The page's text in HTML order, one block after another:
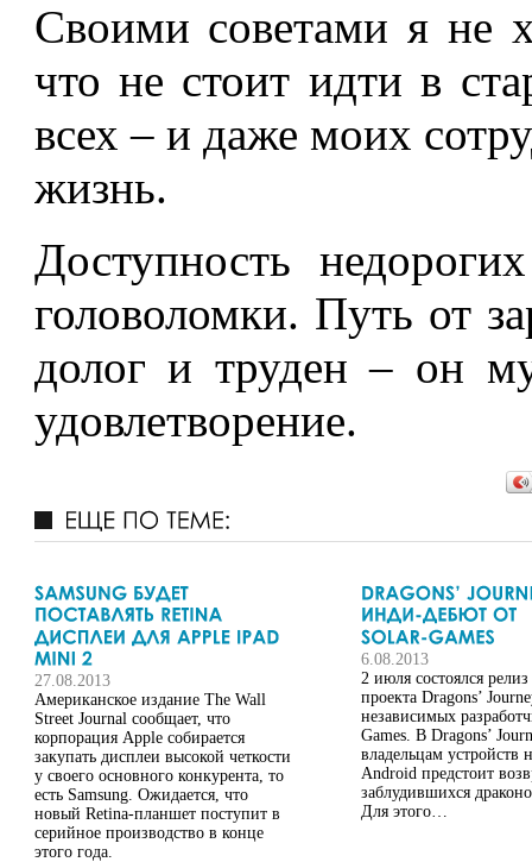
Своими советами я не
что не стоит идти в
всех – и даже моих
жизнь.
Доступность
головоломки. Путь от
долог и труден – он
удовлетворение.
27.08.2013
Американское издание The Wall
Street Journal сообщает, что
корпорация Apple собирается
закупать дисплеи высокой четкости
у своего основного конкурента, то
есть Samsung. Ожидается, что
новый Retina-планшет поступит в
серийное производство в конце
этого года.
6.08.2013
2 июля состоялся
проекта Dragons’
независимых
Games. В Dragons’
владельцам устройств
Android предстоит
заблудившихся
Для этого…